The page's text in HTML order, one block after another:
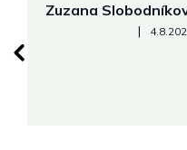
Zuzana
Hodnotenie obchodu
|